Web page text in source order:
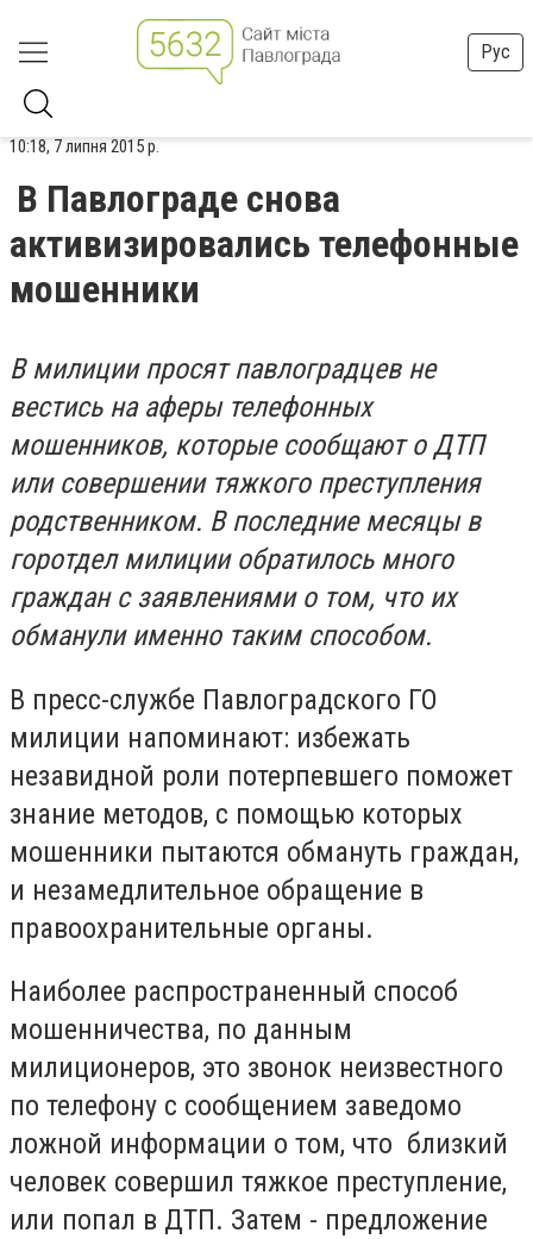
Рус
10:18, 7 липня 2015 р.
В Павлограде снова
активизировались телефонные
мошенники
В милиции просят павлоградцев не
вестись на аферы телефонных
мошенников, которые сообщают о ДТП
или совершении тяжкого преступления
родственником. В последние месяцы в
горотдел милиции обратилось много
граждан с заявлениями о том, что их
обманули именно таким способом.
В пресс-службе Павлоградского ГО
милиции напоминают: избежать
незавидной роли потерпевшего поможет
знание методов, с помощью которых
мошенники пытаются обмануть граждан,
и незамедлительное обращение в
правоохранительные органы.
Наиболее распространенный способ
мошенничества, по данным
милиционеров, это звонок неизвестного
по телефону с сообщением заведомо
ложной информации о том, что близкий
человек совершил тяжкое преступление,
или попал в ДТП. Затем - предложение